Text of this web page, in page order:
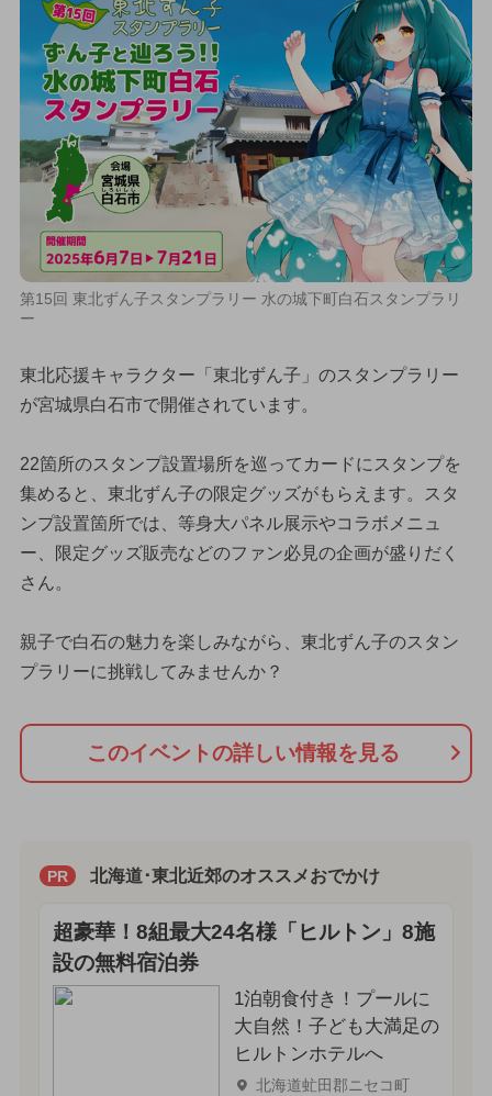
第15回 東北ずん子スタンプラリー 水の城下町白石スタンプラリ
ー
東北応援キャラクター「東北ずん子」のスタンプラリー
が宮城県白石市で開催されています。
22箇所のスタンプ設置場所を巡ってカードにスタンプを
集めると、東北ずん子の限定グッズがもらえます。スタ
ンプ設置箇所では、等身大パネル展示やコラボメニュ
ー、限定グッズ販売などのファン必見の企画が盛りだく
さん。
親子で白石の魅力を楽しみながら、東北ずん子のスタン
プラリーに挑戦してみませんか？
このイベントの詳しい情報を見る
PR 北海道･東北近郊のオススメおでかけ
超豪華！8組最大24名様「ヒルトン」8施
設の無料宿泊券
1泊朝食付き！プールに
大自然！子ども大満足の
ヒルトンホテルへ
北海道虻田郡ニセコ町